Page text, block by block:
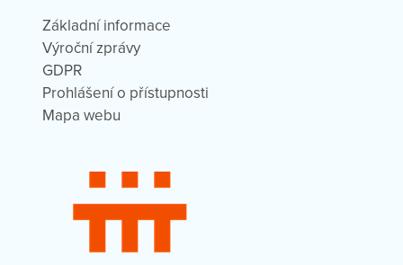
Základní informace
Výroční zprávy
GDPR
Prohlášení o přístupnosti
Mapa webu